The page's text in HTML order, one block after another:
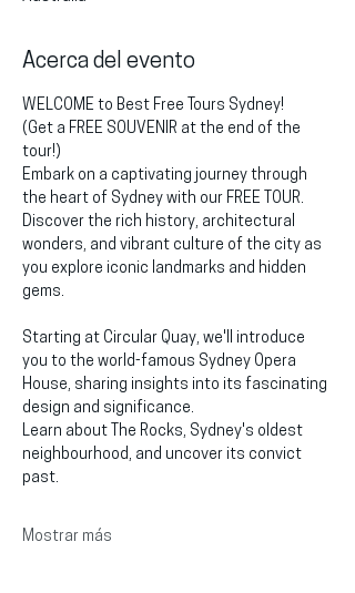
Acerca del evento
WELCOME to Best Free Tours Sydney!
(Get a FREE SOUVENIR at the end of the
tour!)
Embark on a captivating journey through
the heart of Sydney with our FREE TOUR.
Discover the rich history, architectural
wonders, and vibrant culture of the city as
you explore iconic landmarks and hidden
gems.
Starting at Circular Quay, we'll introduce
you to the world-famous Sydney Opera
House, sharing insights into its fascinating
design and significance.
Learn about The Rocks, Sydney's oldest
neighbourhood, and uncover its convict
past.
Mostrar más